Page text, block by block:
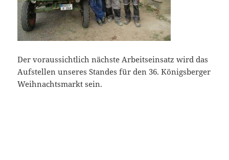
Der voraussichtlich nächste Arbeitseinsatz wird das
Aufstellen unseres Standes für den 36. Königsberger
Weihnachtsmarkt sein.